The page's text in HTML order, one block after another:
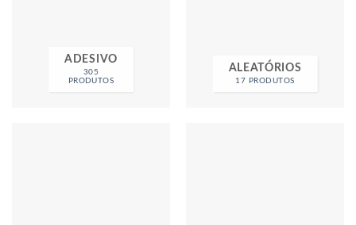
ADESIVO
305
PRODUTOS
ALEATÓRIOS
17 PRODUTOS